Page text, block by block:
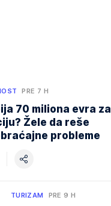
PRE 7 H
70 miliona evra za
Žele da reše
probleme
TURIZAM PRE 9 H